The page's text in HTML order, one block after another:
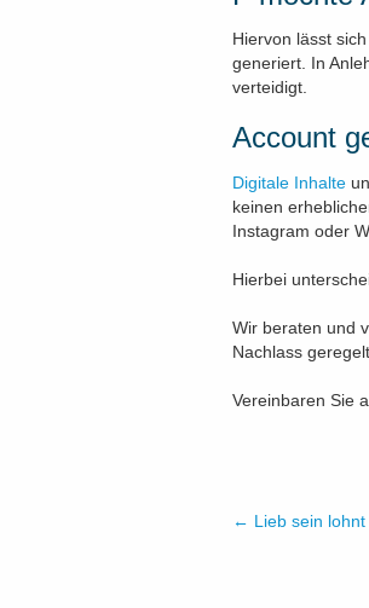
Hiervon lässt
generiert. In
verteidigt.
Account
Digitale Inhalte
keinen
Instagram oder
Hierbei
Wir beraten und
Nachlass
Vereinbaren Sie
← Lieb sein